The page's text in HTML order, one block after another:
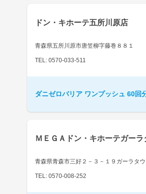
取扱店検索はこちら
ドン・キホーテ五所川原店
青森県五所川原市唐笠柳字藤巻８８１
TEL: 0570-033-511
ダニゼロバリア ワンプッシュ 60回
ＭＥＧＡドン・キホーテガー
青森県青森市三好２－３－１９ガーラタウ
TEL: 0570-008-252